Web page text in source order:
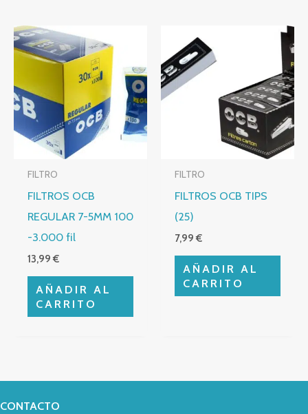
FILTRO
FILTROS OCB
REGULAR 7-5MM 100
-3.000 fil
13,99€
AÑADIR AL
CARRITO
FILTRO
FILTROS OCB TIPS
(25)
7,99€
AÑADIR AL
CARRITO
CONTACTO